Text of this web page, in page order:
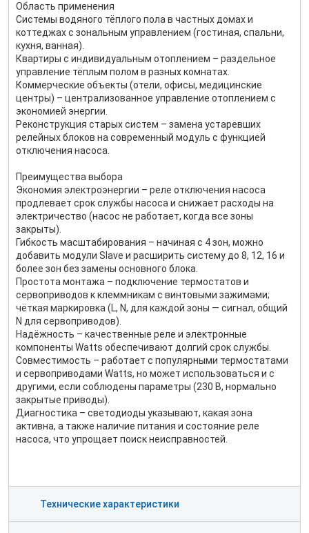
Область применения
Системы водяного тёплого пола в частных домах и
коттеджах с зональным управлением (гостиная, спальни,
кухня, ванная).
Квартиры с индивидуальным отоплением – раздельное
управление тёплым полом в разных комнатах.
Коммерческие объекты (отели, офисы, медицинские
центры) – централизованное управление отоплением с
экономией энергии.
Реконструкция старых систем – замена устаревших
релейных блоков на современный модуль с функцией
отключения насоса.
Преимущества выбора
Экономия электроэнергии – реле отключения насоса
продлевает срок службы насоса и снижает расходы на
электричество (насос не работает, когда все зоны
закрыты).
Гибкость масштабирования – начиная с 4 зон, можно
добавить модули Slave и расширить систему до 8, 12, 16 и
более зон без замены основного блока.
Простота монтажа – подключение термостатов и
сервоприводов к клеммникам с винтовыми зажимами;
чёткая маркировка (L, N, для каждой зоны — сигнал, общий
N для сервоприводов).
Надёжность – качественные реле и электронные
компоненты Watts обеспечивают долгий срок службы.
Совместимость – работает с популярными термостатами
и сервоприводами Watts, но может использоваться и с
другими, если соблюдены параметры (230 В, нормально
закрытые приводы).
Диагностика – светодиоды указывают, какая зона
активна, а также наличие питания и состояние реле
насоса, что упрощает поиск неисправностей.
Технические характеристики